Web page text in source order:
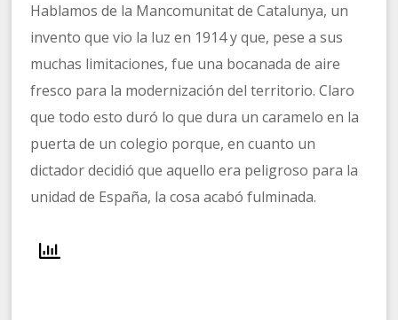
Hablamos de la Mancomunitat de Catalunya, un
invento que vio la luz en 1914 y que, pese a sus
muchas limitaciones, fue una bocanada de aire
fresco para la modernización del territorio. Claro
que todo esto duró lo que dura un caramelo en la
puerta de un colegio porque, en cuanto un
dictador decidió que aquello era peligroso para la
unidad de España, la cosa acabó fulminada.